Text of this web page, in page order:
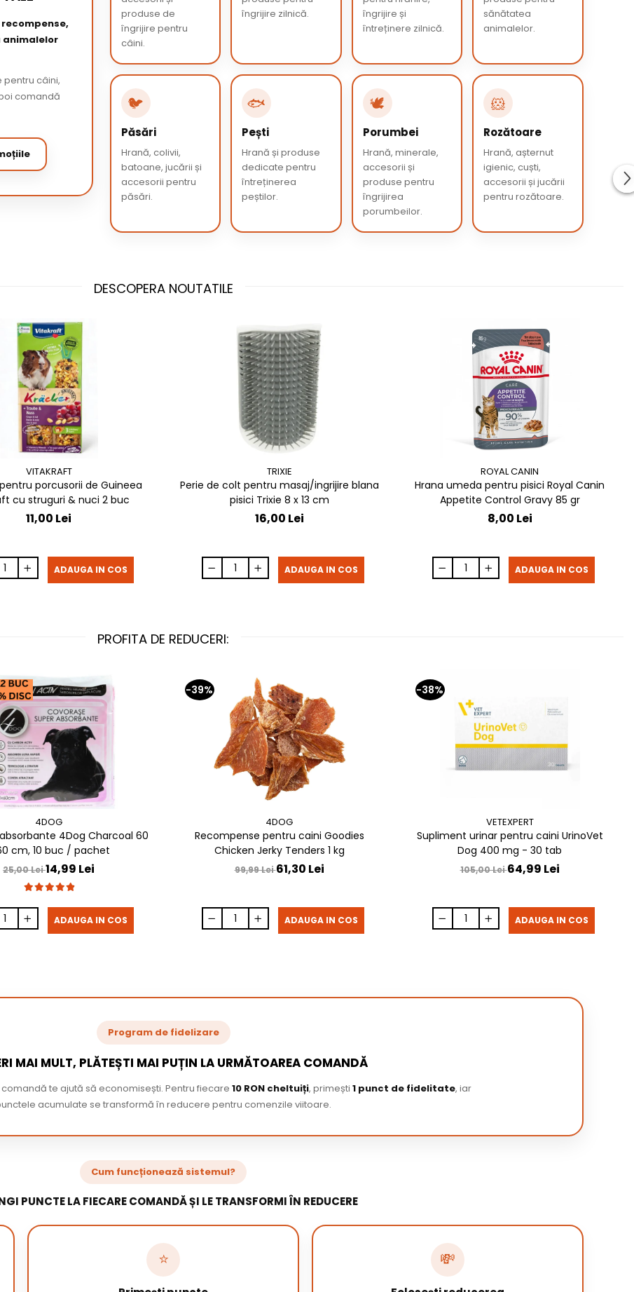
animalelor
câini,
comandă
produse de
îngrijire pentru
câini.
îngrijire zilnică.
îngrijire și
întreținere zilnică.
sănătatea
animalelor.
🐦
Păsări
Hrană, colivii,
batoane, jucării și
accesorii pentru
păsări.
🐟
Pești
Hrană și produse
dedicate pentru
întreținerea
peștilor.
🕊️
Porumbei
Hrană, minerale,
accesorii și
produse pentru
îngrijirea
porumbeilor.
🐹
Rozătoare
Hrană, așternut
igienic, cuști,
accesorii și jucării
pentru rozătoare.
DESCOPERA NOUTATILE
VITAKRAFT
porcusorii de Guineea
cu struguri & nuci 2 buc
11,00 Lei
ADAUGA IN COS
TRIXIE
Perie de colt pentru masaj/ingrijire blana
pisici Trixie 8 x 13 cm
16,00 Lei
ADAUGA IN COS
ROYAL CANIN
Hrana umeda pentru pisici Royal Canin
Appetite Control Gravy 85 gr
8,00 Lei
ADAUGA IN COS
PROFITA DE REDUCERI:
4DOG
4Dog Charcoal 60
cm, 10 buc / pachet
25,00 Lei14,99 Lei
ADAUGA IN COS
-39%
4DOG
Recompense pentru caini Goodies
Chicken Jerky Tenders 1 kg
99,99 Lei61,30 Lei
ADAUGA IN COS
-38%
VETEXPERT
Supliment urinar pentru caini UrinoVet
Dog 400 mg - 30 tab
105,00 Lei64,99 Lei
ADAUGA IN COS
Program de fidelizare
MAI MULT, PLĂTEȘTI MAI PUȚIN LA URMĂTOAREA COMANDĂ
te ajută să economisești. Pentru fiecare 10 RON cheltuiți, primești 1 punct de fidelitate, iar
acumulate se transformă în reducere pentru comenzile viitoare.
Cum funcționează sistemul?
PUNCTE LA FIECARE COMANDĂ ȘI LE TRANSFORMI ÎN REDUCERE
⭐ 💸